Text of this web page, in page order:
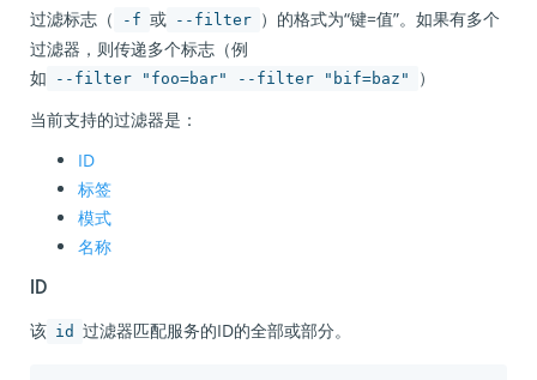
过滤标志（
-f 或 --filter ）的格式为“键=值”。如果有多个
过滤器，则传递多个标志（例
如
--filter "foo=bar" --filter "bif=baz"
）
当前支持的过滤器是：
ID
标签
模式
名称
ID
该 id 过滤器匹配服务的ID的全部或部分。